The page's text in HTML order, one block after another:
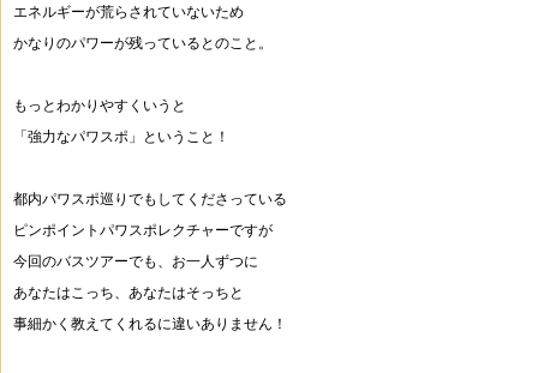
エネルギーが荒らされていないため
かなりのパワーが残っているとのこと。
もっとわかりやすくいうと
「強力なパワスポ」ということ！
都内パワスポ巡りでもしてくださっている
ピンポイントパワスポレクチャーですが
今回のバスツアーでも、お一人ずつに
あなたはこっち、あなたはそっちと
事細かく教えてくれるに違いありません！